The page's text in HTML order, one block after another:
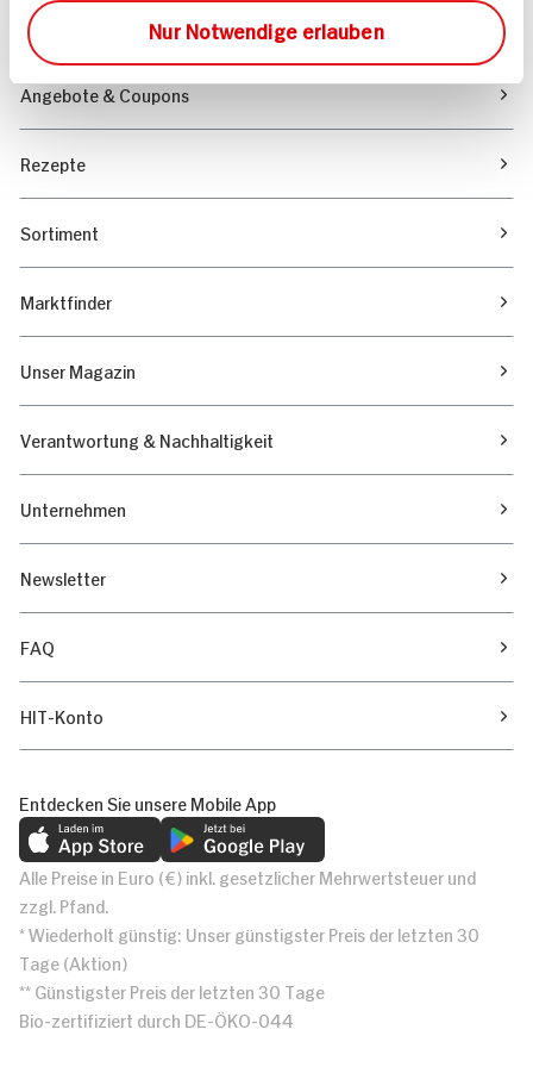
Nur Notwendige erlauben
Angebote & Coupons
Rezepte
Sortiment
Marktfinder
Unser Magazin
Verantwortung & Nachhaltigkeit
Unternehmen
Newsletter
FAQ
HIT-Konto
Entdecken Sie unsere Mobile App
Alle Preise in Euro (€) inkl. gesetzlicher Mehrwertsteuer und
zzgl. Pfand.
* Wiederholt günstig: Unser günstigster Preis der letzten 30
Tage (Aktion)
** Günstigster Preis der letzten 30 Tage
Bio-zertifiziert durch DE-ÖKO-044